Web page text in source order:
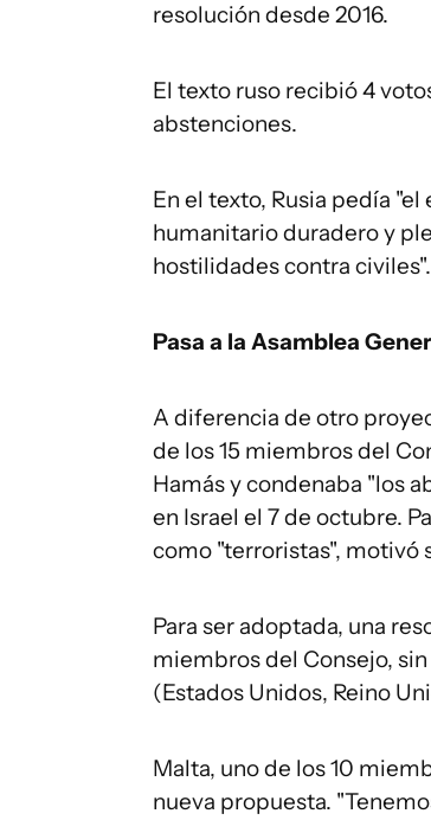
resolución desde 2016.
El texto ruso recibió 4
abstenciones.
En el texto, Rusia pedía
humanitario duradero y
hostilidades contra civiles".
Pasa a la Asamblea
A diferencia de otro
de los 15 miembros del
Hamás y condenaba "los
en Israel el 7 de octubre.
como "terroristas", motivó
Para ser adoptada, una
miembros del Consejo,
(Estados Unidos, Reino
Malta, uno de los 10
nueva propuesta.